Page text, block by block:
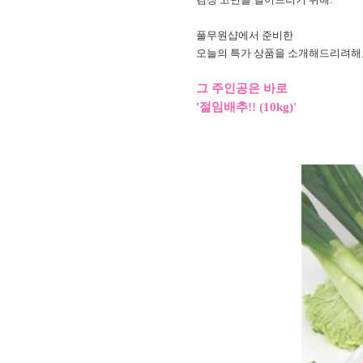
풀무원샵에서 준비한
오늘의 특가 상품을 소개해드리려
그 주인공은 바로
'절임배추!! (10kg)'